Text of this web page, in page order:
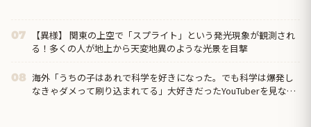
07
【異様】 関東の上空で「スプライト」という発光現象が観測され
る！多くの人が地上から天変地異のような光景を目撃
08 海外「うちの子はあれで科学を好きになった。でも科学は爆発し
なきゃダメって刷り込まれてる」大好きだったYouTuberを見なく